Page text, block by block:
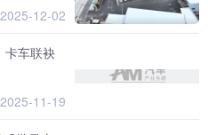
2025-12-02
卡车联袂
2025-11-19